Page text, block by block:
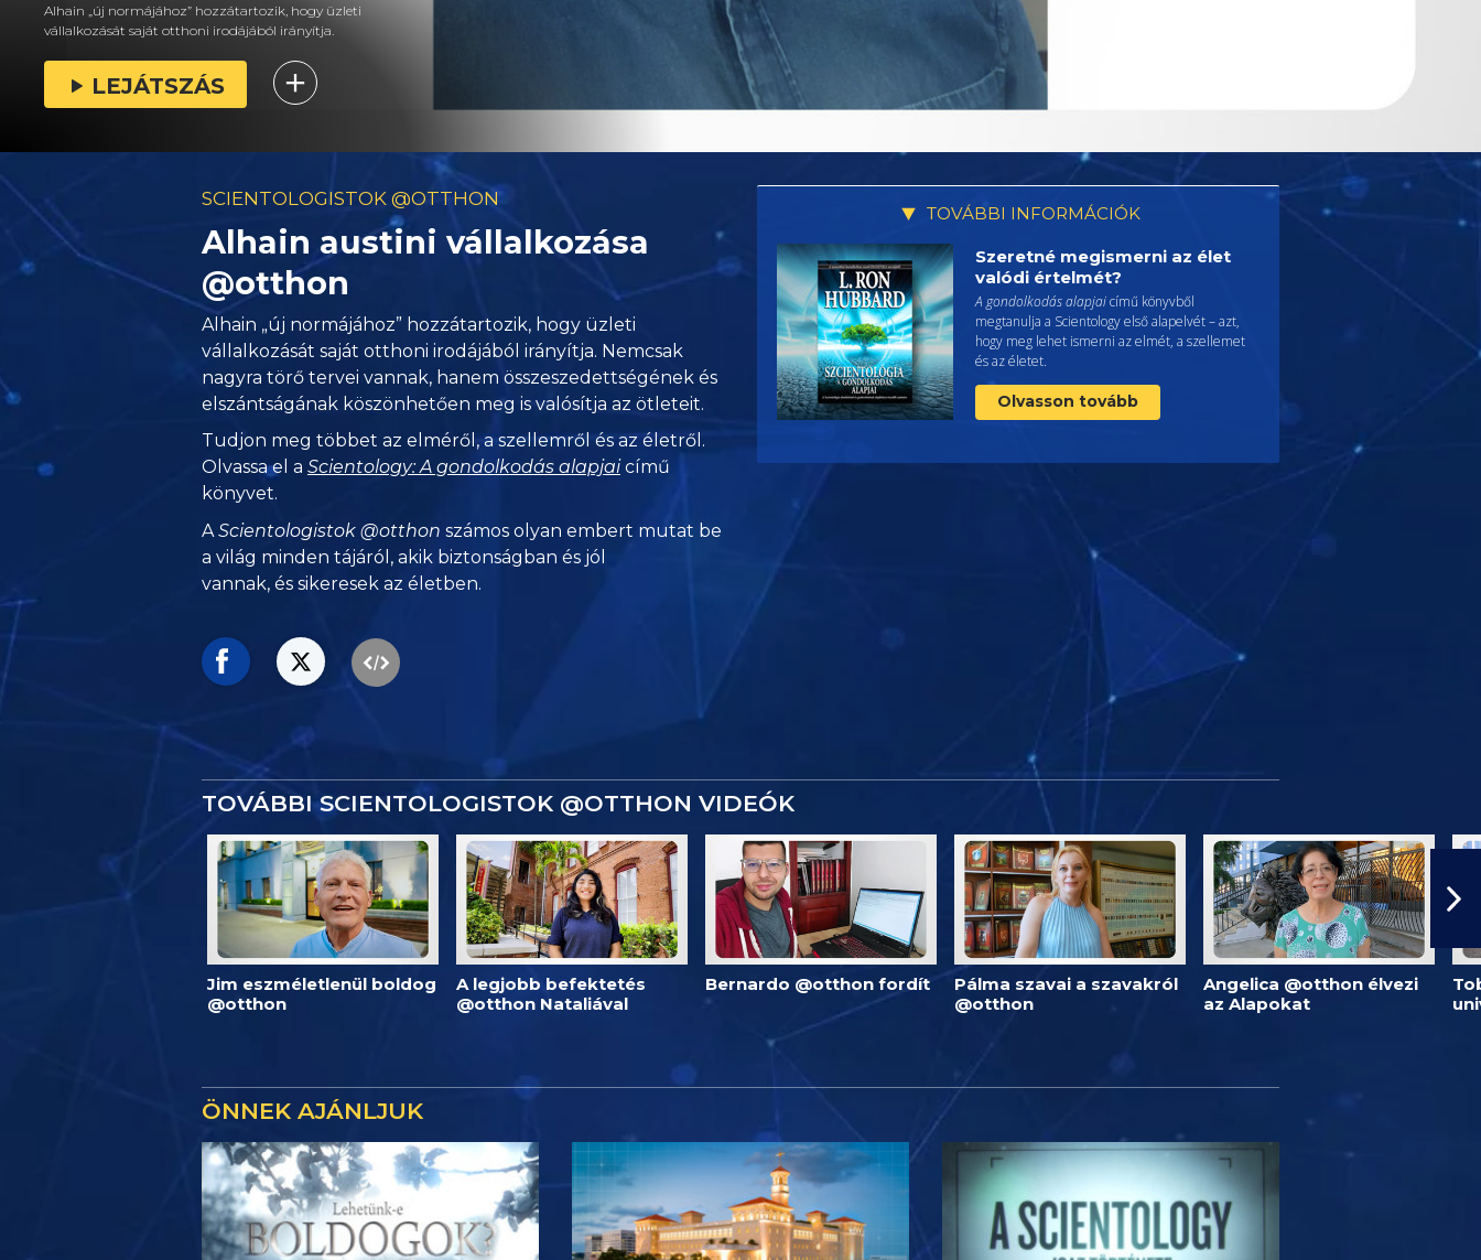
Alhain „új normájához” hozzátartozik, hogy üzleti
vállalkozását saját otthoni irodájából irányítja.
LEJÁTSZÁS
SCIENTOLOGISTOK @OTTHON
Alhain austini vállalkozása
@otthon
Alhain „új normájához” hozzátartozik, hogy üzleti
vállalkozását saját otthoni irodájából irányítja. Nemcsak
nagyra törő tervei vannak, hanem összeszedettségének és
elszántságának köszönhetően meg is valósítja az ötleteit.
Tudjon meg többet az elméről, a szellemről és az életről.
Olvassa el aScientology: A gondolkodás alapjaicímű
könyvet.
AScientologistok @otthon számos olyan embert mutat be
a világ minden tájáról, akik biztonságban és jól
vannak, és sikeresek az életben.
TOVÁBBI INFORMÁCIÓK
Szeretné megismerni az élet
valódi értelmét?
A gondolkodás alapjaicímű könyvből
megtanulja a Scientology első alapelvét – azt,
hogy meg lehet ismerni az elmét, a szellemet
és az életet.
Olvasson tovább
TOVÁBBI SCIENTOLOGISTOK @OTTHON VIDEÓK
Jim eszméletlenül boldog
@otthon
A legjobb befektetés
@otthon Nataliával
Bernardo @otthon fordít
Pálma szavai a szavakról
@otthon
Angelica @otthon élvezi
az Alapokat
ÖNNEK AJÁNLJUK